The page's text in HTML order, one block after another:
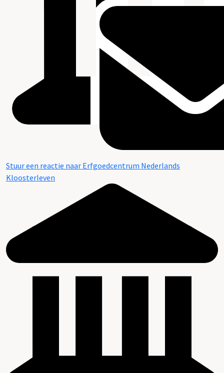
Stuur een reactie naar Erfgoedcentrum Nederlands
Kloosterleven